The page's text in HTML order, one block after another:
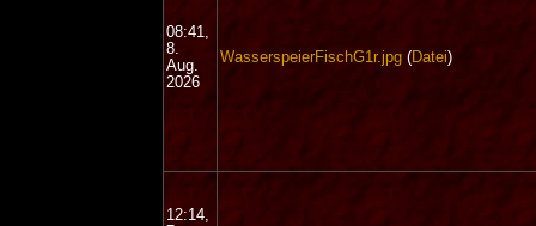
08:41,
8.
Aug.
2026
WasserspeierFischG1r.jpg(Datei)
12:14,